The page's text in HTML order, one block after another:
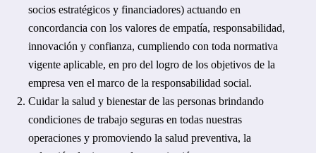
socios estratégicos y financiadores) actuando en
concordancia con los valores de empatía, responsabilidad,
innovación y confianza, cumpliendo con toda normativa
vigente aplicable, en pro del logro de los objetivos de la
empresa ven el marco de la responsabilidad social.
Cuidar la salud y bienestar de las personas brindando
condiciones de trabajo seguras en todas nuestras
operaciones y promoviendo la salud preventiva, la